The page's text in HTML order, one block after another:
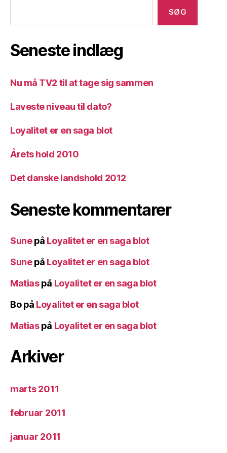
SØG
Seneste indlæg
Nu må TV2 til at tage sig sammen
Laveste niveau til dato?
Loyalitet er en saga blot
Årets hold 2010
Det danske landshold 2012
Seneste kommentarer
Sunepå Loyalitet er en saga blot
Sunepå Loyalitet er en saga blot
Matiaspå Loyalitet er en saga blot
Bopå Loyalitet er en saga blot
Matiaspå Loyalitet er en saga blot
Arkiver
marts 2011
februar 2011
januar 2011